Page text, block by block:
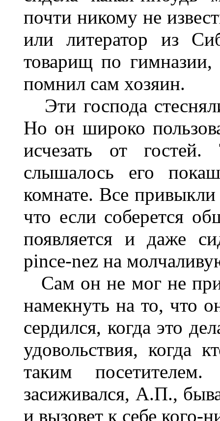
почти никому не
или литератор из
товарищ по гимназии,
помнил сам хозяин.
Эти господа
Но он широко
исчезать от
слышалось его
комнате. Все
что если соберется
появляется и даже
pince-nez на
Сам он не мог не
намекнуть на то, что
сердился, когда это
удовольствия, когда
таким
засиживался, А.П.,
и вызовет к себе кого-